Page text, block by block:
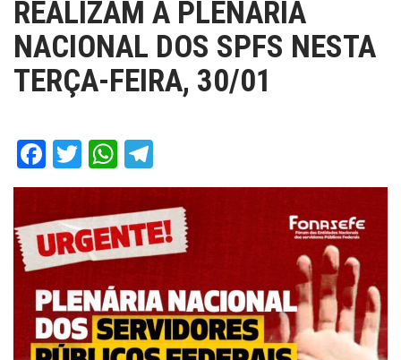
REALIZAM A PLENÁRIA
NACIONAL DOS SPFS NESTA
TERÇA-FEIRA, 30/01
Facebook
TwitterWhatsApp